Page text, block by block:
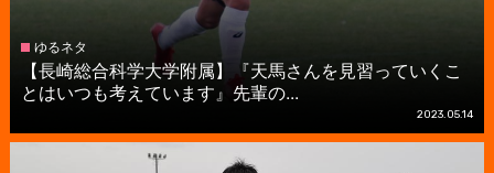
ゆるネタ
【長崎総合科学大学附属】『天馬さんを見習っていくこ
とはいつも考えています』先輩の...
2023.05.14